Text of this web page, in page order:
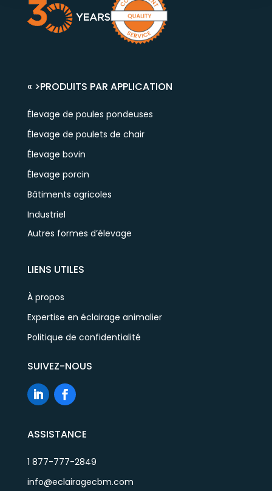
« >PRODUITS PAR APPLICATION
Élevage de poules pondeuses
Élevage de poulets de chair
Élevage bovin
Élevage porcin
Bâtiments agricoles
Industriel
Autres formes d’élevage
LIENS UTILES
À propos
Expertise en éclairage animalier
Politique de confidentialité
SUIVEZ-NOUS
ASSISTANCE
1 877-777-2849
info@eclairagecbm.com